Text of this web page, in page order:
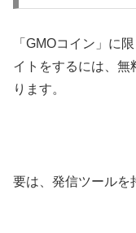
「GMOコイン」に
イトをするには、無
ります。
要は、発信ツールを